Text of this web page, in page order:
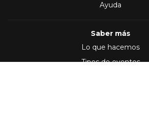
Ayuda
Saber más
Lo que hacemos
Tipos de eventos